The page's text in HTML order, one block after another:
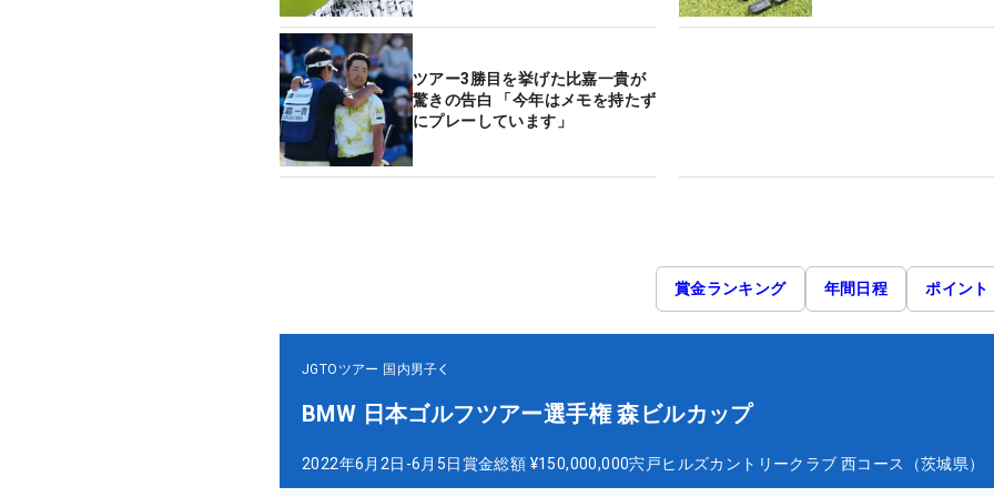
ツアー3勝目を挙げた比嘉一貴が
驚きの告白 「今年はメモを持たず
にプレーしています」
賞金ランキング 年間日程 ポイント
JGTOツアー 国内男子
BMW 日本ゴルフツアー選手権 森ビルカップ
2022年6月2日-6月5日賞金総額 ¥150,000,000宍戸ヒルズカントリークラブ 西コース（茨城県）